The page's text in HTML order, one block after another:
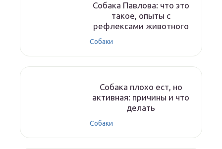
Собака Павлова: что это
такое, опыты с
рефлексами животного
Собаки
Собака плохо ест, но
активная: причины и что
делать
Собаки